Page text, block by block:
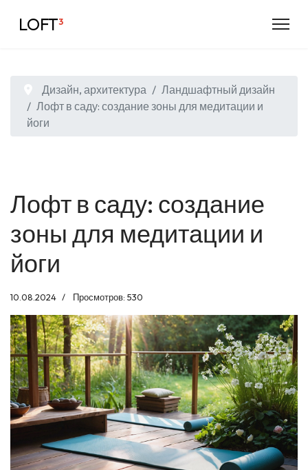
LOFT³
Дизайн, архитектура
Ландшафтный дизайн
Лофт в саду: создание зоны для медитации и
йоги
Лофт в саду: создание
зоны для медитации и
йоги
10.08.2024 Просмотров: 530